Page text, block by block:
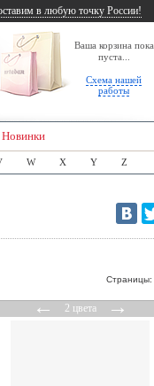
Ваша корзина пока
пуста...
Схема нашей
работы
в любую точку России!
Новинки
W X Y Z
Страницы:
←2 цвета→